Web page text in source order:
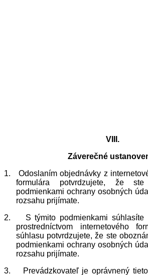
VIII.
Záverečné
1.
Odoslaním objednávky z
formulára potvrdzujete, že
podmienkami ochrany osobných
rozsahu prijímate.
2.
S týmito podmienkami súhlasíte
prostredníctvom internetového
súhlasu potvrdzujete, že ste
podmienkami ochrany osobných
rozsahu prijímate.
3.
Prevádzkovateľ je oprávnený